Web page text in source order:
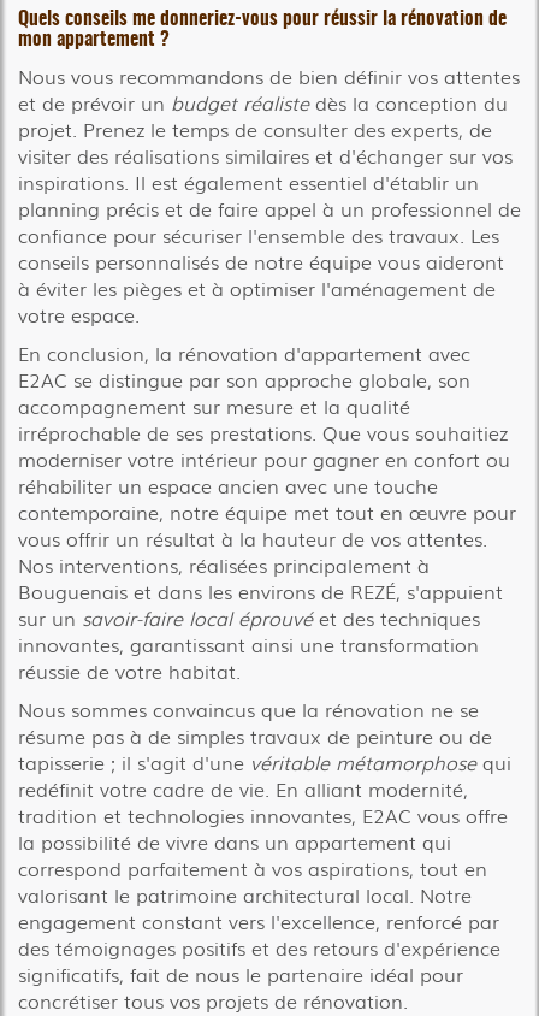
Quels conseils me donneriez-vous pour réussir la rénovation de
mon appartement ?
Nous vous recommandons de bien définir vos attentes
et de prévoir un budget réalistedès la conception du
projet. Prenez le temps de consulter des experts, de
visiter des réalisations similaires et d'échanger sur vos
inspirations. Il est également essentiel d'établir un
planning précis et de faire appel à un professionnel de
confiance pour sécuriser l'ensemble des travaux. Les
conseils personnalisés de notre équipe vous aideront
à éviter les pièges et à optimiser l'aménagement de
votre espace.
En conclusion, la rénovation d'appartement avec
E2AC se distingue par son approche globale, son
accompagnement sur mesure et la qualité
irréprochable de ses prestations. Que vous souhaitiez
moderniser votre intérieur pour gagner en confort ou
réhabiliter un espace ancien avec une touche
contemporaine, notre équipe met tout en œuvre pour
vous offrir un résultat à la hauteur de vos attentes.
Nos interventions, réalisées principalement à
Bouguenais et dans les environs de REZÉ, s'appuient
sur un savoir-faire local éprouvéet des techniques
innovantes, garantissant ainsi une transformation
réussie de votre habitat.
Nous sommes convaincus que la rénovation ne se
résume pas à de simples travaux de peinture ou de
tapisserie ; il s'agit d'une véritable métamorphosequi
redéfinit votre cadre de vie. En alliant modernité,
tradition et technologies innovantes, E2AC vous offre
la possibilité de vivre dans un appartement qui
correspond parfaitement à vos aspirations, tout en
valorisant le patrimoine architectural local. Notre
engagement constant vers l'excellence, renforcé par
des témoignages positifs et des retours d'expérience
significatifs, fait de nous le partenaire idéal pour
concrétiser tous vos projets de rénovation.